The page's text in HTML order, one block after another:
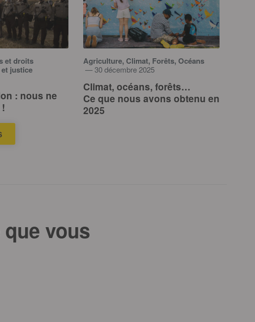
et droits
justice
: nous ne
Agriculture, Climat, Forêts, Océans
— 30 décembre 2025
Climat, océans, forêts…
Ce que nous avons obtenu en
2025
que vous